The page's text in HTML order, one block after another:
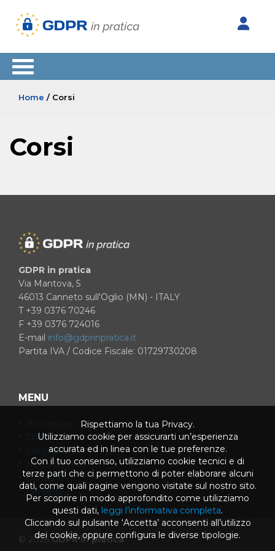
Home / Corsi
Corsi
GDPR in pratica
Via Mantova, 5
46013 Canneto sull'Oglio (MN) - ITALY
T +39 0376 70246
F +39 0376 724016
E-mail info@gdprinpratica.it
Partita IVA / Codice Fiscale: 01729730208
MENU
Chi siamo
Strumenti
News & Press
Glossario
Contatti
© 2026GDPR in pratica
Rispettiamo la tua Privacy.
Utilizziamo cookie per assicurarti un’esperienza
accurata ed in linea con le tue preferenze.
Con il tuo consenso, utilizziamo cookie tecnici e di
terze parti che ci permettono di poter elaborare alcuni
dati, come quali pagine vengono visitate sul nostro sito.
Per scoprire in modo approfondito come utilizziamo
questi dati, leggi l’informativa completa.
Cliccando sul pulsante ‘Accetta’ acconsenti all’utilizzo
dei cookie, oppure configura le diverse tipologie.